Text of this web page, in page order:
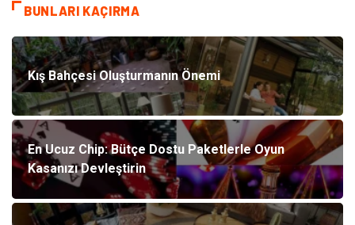
BUNLARI KAÇIRMA
Kış Bahçesi Oluşturmanın Önemi
En Ucuz Chip: Bütçe Dostu Paketlerle Oyun
Kasanızı Devleştirin